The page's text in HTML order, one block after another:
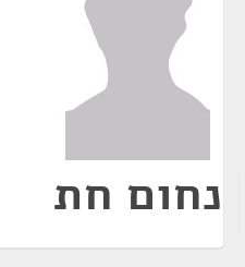
נחום חת